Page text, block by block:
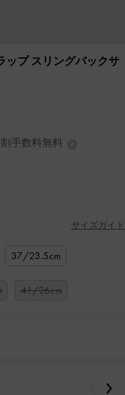
ップ スリングバックサ
手数料無料
サイズガイド
37/23.5cm
41/26cm
戻る